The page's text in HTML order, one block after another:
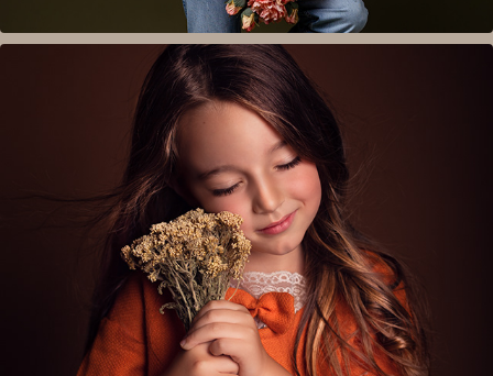
Семейна/Детска фотосесия